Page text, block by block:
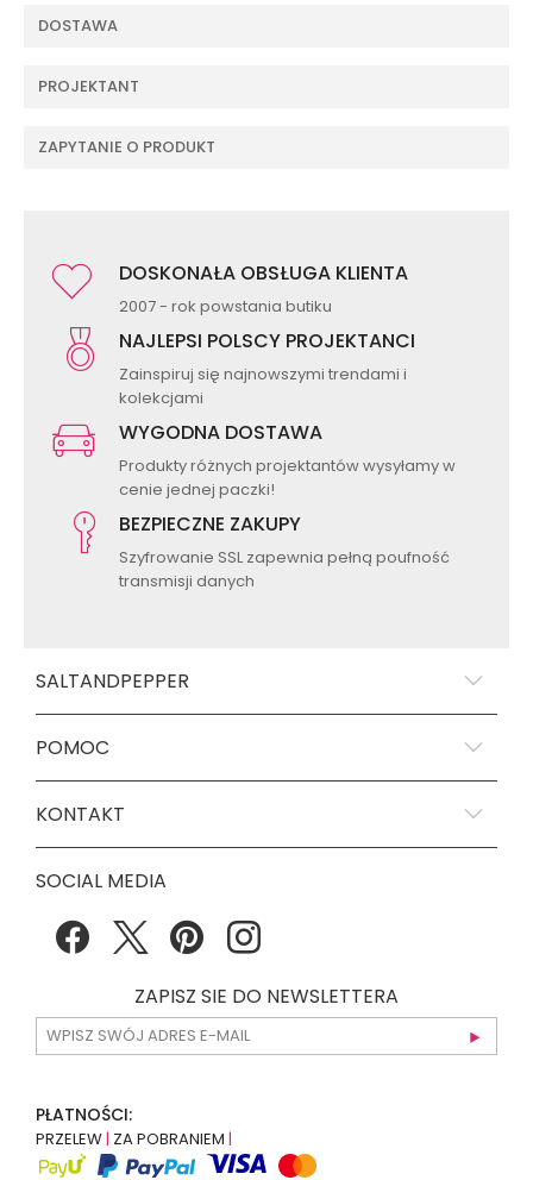
DOSTAWA
PROJEKTANT
ZAPYTANIE O PRODUKT
DOSKONAŁA OBSŁUGA KLIENTA
2007 - rok powstania butiku
NAJLEPSI POLSCY PROJEKTANCI
Zainspiruj się najnowszymi trendami i
kolekcjami
WYGODNA DOSTAWA
Produkty różnych projektantów wysyłamy w
cenie jednej paczki!
BEZPIECZNE ZAKUPY
Szyfrowanie SSL zapewnia pełną poufność
transmisji danych
SALTANDPEPPER
POMOC
KONTAKT
SOCIAL MEDIA
ZAPISZ SIE DO NEWSLETTERA
PŁATNOŚCI:
PRZELEW | ZA POBRANIEM |